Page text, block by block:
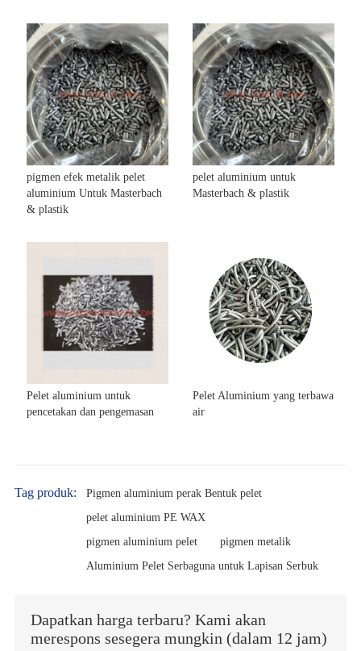
pigmen efek metalik pelet
aluminium Untuk Masterbach
& plastik
pelet aluminium untuk
Masterbach & plastik
Pelet aluminium untuk
pencetakan dan pengemasan
Pelet Aluminium yang terbawa
air
Tag produk:
Pigmen aluminium perak Bentuk pelet
pelet aluminium PE WAX
pigmen aluminium pelet
pigmen metalik
Aluminium Pelet Serbaguna untuk Lapisan Serbuk
Dapatkan harga terbaru? Kami akan
merespons sesegera mungkin (dalam 12 jam)